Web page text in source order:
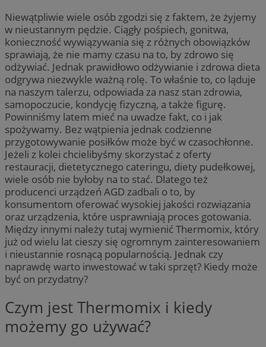
Niewątpliwie wiele osób zgodzi się z faktem, że żyjemy
w nieustannym pędzie. Ciągły pośpiech, gonitwa,
konieczność wywiązywania się z różnych obowiązków
sprawiają, że nie mamy czasu na to, by zdrowo się
odżywiać. Jednak prawidłowo odżywianie i zdrowa dieta
odgrywa niezwykle ważną rolę. To właśnie to, co ląduje
na naszym talerzu, odpowiada za nasz stan zdrowia,
samopoczucie, kondycję fizyczną, a także figurę.
Powinniśmy latem mieć na uwadze fakt, co i jak
spożywamy. Bez wątpienia jednak codzienne
przygotowywanie posiłków może być w czasochłonne.
Jeżeli z kolei chcielibyśmy skorzystać z oferty
restauracji, dietetycznego cateringu, diety pudełkowej,
wiele osób nie byłoby na to stać. Dlatego też
producenci urządzeń AGD zadbali o to, by
konsumentom oferować wysokiej jakości rozwiązania
oraz urządzenia, które usprawniają proces gotowania.
Między innymi należy tutaj wymienić Thermomix, który
już od wielu lat cieszy się ogromnym zainteresowaniem
i nieustannie rosnącą popularnością. Jednak czy
naprawdę warto inwestować w taki sprzęt? Kiedy może
być on przydatny?
Czym jest Thermomix i kiedy
możemy go używać?